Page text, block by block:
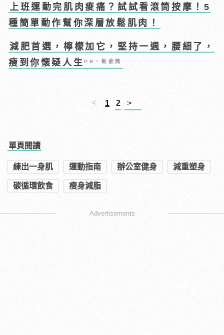
上班運動完肌肉痠痛？試試看滾筒按摩！5
種簡單動作幫你深層放鬆肌肉！
減肥首選，檸檬加它，堅持一週，腰細了，
瘦到你懷疑人生PR・新素簡
< 1 2 >
單頁閱讀
練出一身肌 運動指南 辦公室健身 減重塑身
碳循環飲食 瘦身減脂
Advertisements